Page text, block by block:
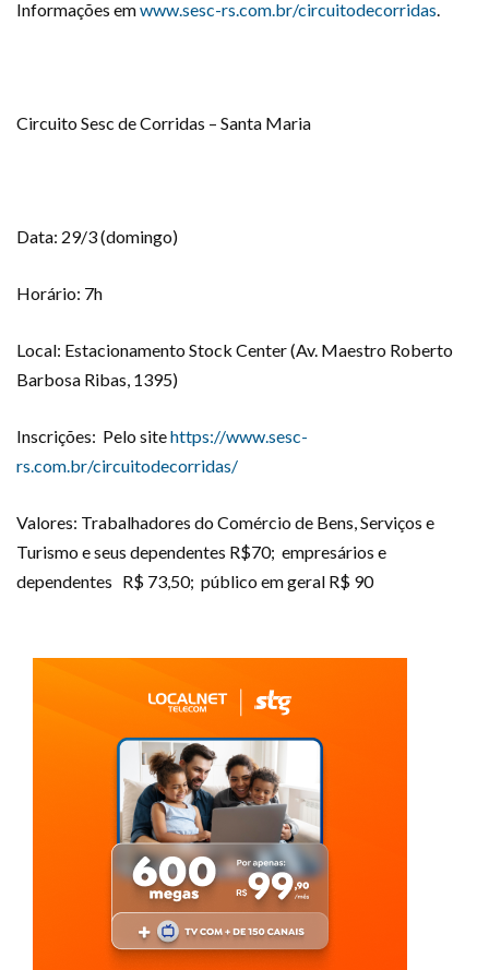
Informações emwww.sesc-rs.com.br/circuitodecorridas.
Circuito Sesc de Corridas – Santa Maria
Data: 29/3 (domingo)
Horário: 7h
Local: Estacionamento Stock Center (Av. Maestro Roberto
Barbosa Ribas, 1395)
Inscrições: Pelo sitehttps://www.sesc-
rs.com.br/circuitodecorridas/
Valores: Trabalhadores do Comércio de Bens, Serviços e
Turismo e seus dependentes R$70; empresários e
dependentes R$ 73,50; público em geral R$ 90